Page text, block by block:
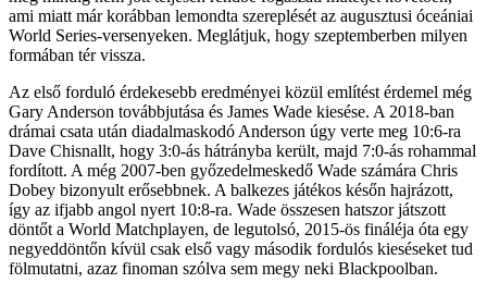
ami miatt már korábban lemondta szereplését az augusztusi óceániai
World Series-versenyeken. Meglátjuk, hogy szeptemberben milyen
formában tér vissza.
Az első forduló érdekesebb eredményei közül említést érdemel még
Gary Anderson továbbjutása és James Wade kiesése. A 2018-ban
drámai csata után diadalmaskodó Anderson úgy verte meg 10:6-ra
Dave Chisnallt, hogy 3:0-ás hátrányba került, majd 7:0-ás rohammal
fordított. A még 2007-ben győzedelmeskedő Wade számára Chris
Dobey bizonyult erősebbnek. A balkezes játékos későn hajrázott,
így az ifjabb angol nyert 10:8-ra. Wade összesen hatszor játszott
döntőt a World Matchplayen, de legutolsó, 2015-ös fináléja óta egy
negyeddöntőn kívül csak első vagy második fordulós kieséseket tud
fölmutatni, azaz finoman szólva sem megy neki Blackpoolban.